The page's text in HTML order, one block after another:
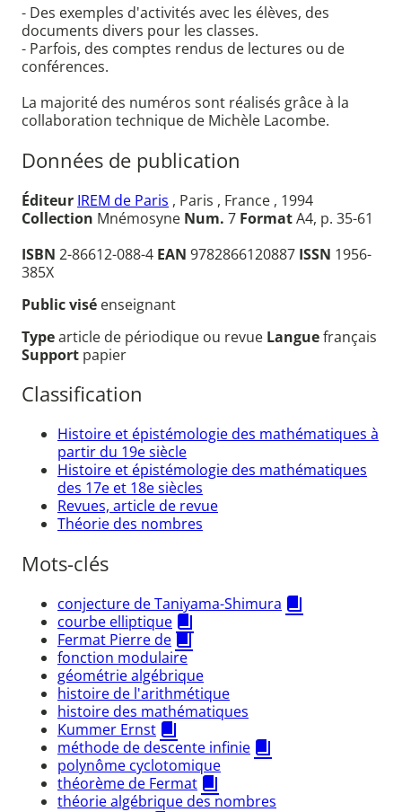
- Des exemples d'activités avec les élèves, des
documents divers pour les classes.
- Parfois, des comptes rendus de lectures ou de
conférences.
La majorité des numéros sont réalisés grâce à la
collaboration technique de Michèle Lacombe.
Données de publication
Éditeur IREM de Paris , Paris , France , 1994
Collection Mnémosyne Num. 7 FormatA4, p. 35-61
ISBN 2-86612-088-4 EAN 9782866120887 ISSN 1956-
385X
Public visé enseignant
Typearticle de périodique ou revue Languefrançais
Support papier
Classification
Histoire et épistémologie des mathématiques à
partir du 19e siècle
Histoire et épistémologie des mathématiques
des 17e et 18e siècles
Revues, article de revue
Théorie des nombres
Mots-clés
conjecture de Taniyama-Shimura
courbe elliptique
Fermat Pierre de
fonction modulaire
géométrie algébrique
histoire de l'arithmétique
histoire des mathématiques
Kummer Ernst
méthode de descente infinie
polynôme cyclotomique
théorème de Fermat
théorie algébrique des nombres